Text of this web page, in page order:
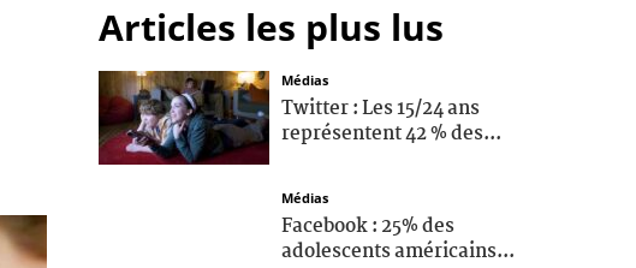
Articles les plus lus
Médias
Twitter : Les 15/24 ans
représentent 42 % des...
Médias
Facebook : 25% des
adolescents américains...